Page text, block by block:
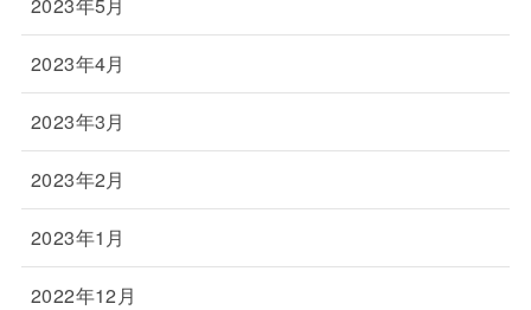
2023年4月
2023年3月
2023年2月
2023年1月
2022年12月